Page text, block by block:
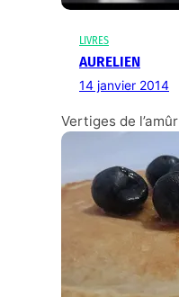
LIVRES
AURELIEN
14 janvier 2014
Vertiges de l’amûr